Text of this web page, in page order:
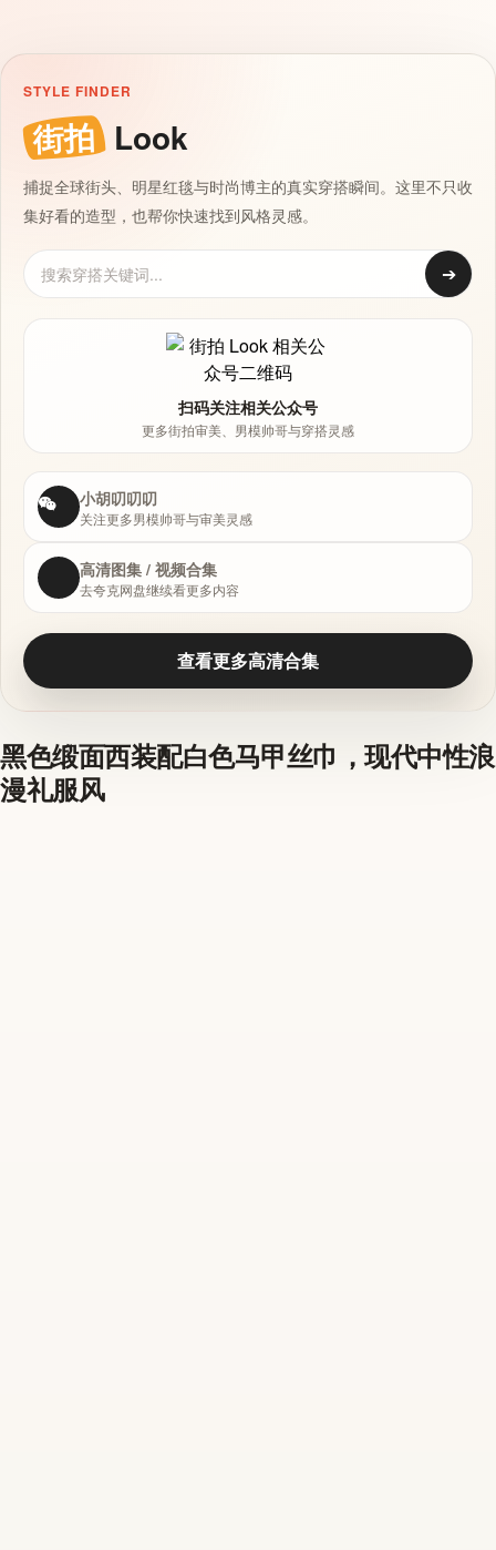
STYLE FINDER
街拍 Look
捕捉全球街头、明星红毯与时尚博主的真实穿搭瞬间。这里不只收
集好看的造型，也帮你快速找到风格灵感。
➔
扫码关注相关公众号
更多街拍审美、男模帅哥与穿搭灵感
小胡叨叨叨
关注更多男模帅哥与审美灵感
高清图集 / 视频合集
去夸克网盘继续看更多内容
查看更多高清合集
黑色缎面西装配白色马甲丝巾，现代中性浪
漫礼服风